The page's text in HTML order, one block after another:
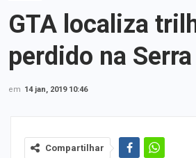
GTA localiza
perdido na
em 14 jan, 2019 10:46
Compartilhar